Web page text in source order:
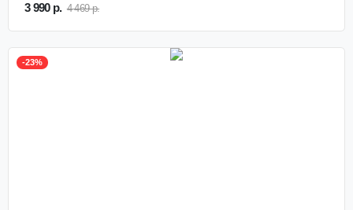
3 990 р. 4 469 р.
-23%